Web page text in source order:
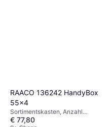
RAACO 136242 HandyBox
55x4
Sortimentskasten, Anzahl
Schubladen: 4
€ 77,80